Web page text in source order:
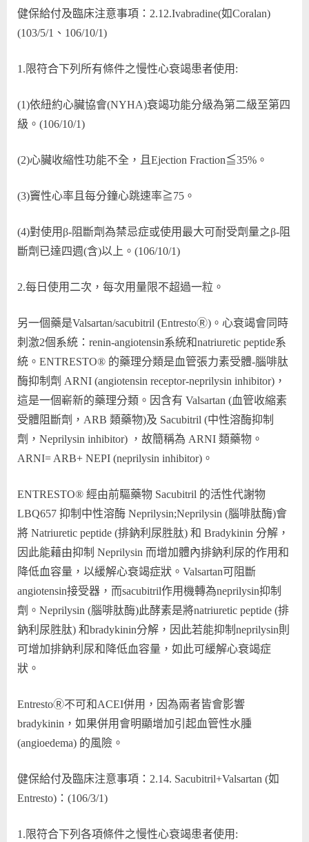
健保給付及臨床注意事項：2.12.Ivabradine(如Coralan)
(103/5/1、106/10/1)
1.限符合下列所有條件之慢性心衰竭患者使用:
(1)依紐約心臟協會(NYHA)衰竭功能分級為第二級至第四
級。(106/10/1)
(2)心臟收縮性功能不全，且Ejection Fraction≦35%。
(3)竇性心率且每分鐘心跳速率≧75。
(4)對使用β-阻斷劑為禁忌症或使用最大可耐受劑量之β-阻
斷劑已達四週(含)以上。(106/10/1)
2.每日使用二次，每次用量限不超過一粒。
另一個藥是Valsartan/sacubitril (EntrestoⓇ)。心衰竭會同時
刺激2個系統：renin-angiotensin系統和natriuretic peptide系
統。ENTRESTO® 的藥理分類是血管張力素受體-腦啡肽
酶抑制劑 ARNI (angiotensin receptor-neprilysin inhibitor)，
這是一個嶄新的藥理分類。因含有 Valsartan (血管收縮素
受體阻斷劑，ARB 類藥物)及 Sacubitril (中性溶酶抑制
劑，Neprilysin inhibitor) ，故簡稱為 ARNI 類藥物。
ARNI= ARB+ NEPI (neprilysin inhibitor)。
ENTRESTO® 經由前驅藥物 Sacubitril 的活性代謝物
LBQ657 抑制中性溶酶 Neprilysin;Neprilysin (腦啡肽酶)會
將 Natriuretic peptide (排鈉利尿胜肽) 和 Bradykinin 分解，
因此能藉由抑制 Neprilysin 而增加體內排鈉利尿的作用和
降低血容量，以緩解心衰竭症狀。Valsartan可阻斷
angiotensin接受器，而sacubitril作用機轉為neprilysin抑制
劑。Neprilysin (腦啡肽酶)此酵素是將natriuretic peptide (排
鈉利尿胜肽) 和bradykinin分解，因此若能抑制neprilysin則
可增加排鈉利尿和降低血容量，如此可緩解心衰竭症
狀。
EntrestoⓇ不可和ACEI併用，因為兩者皆會影響
bradykinin，如果併用會明顯增加引起血管性水腫
(angioedema) 的風險。
健保給付及臨床注意事項：2.14. Sacubitril+Valsartan (如
Entresto)：(106/3/1)
1.限符合下列各項條件之慢性心衰竭患者使用: